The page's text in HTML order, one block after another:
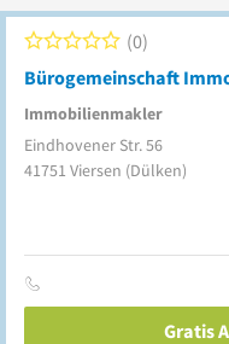
Bürogemeinschaft
Immobilienmakler
0
Eindhovener Str. 56
41751 Viersen (Dülken)
Gratis